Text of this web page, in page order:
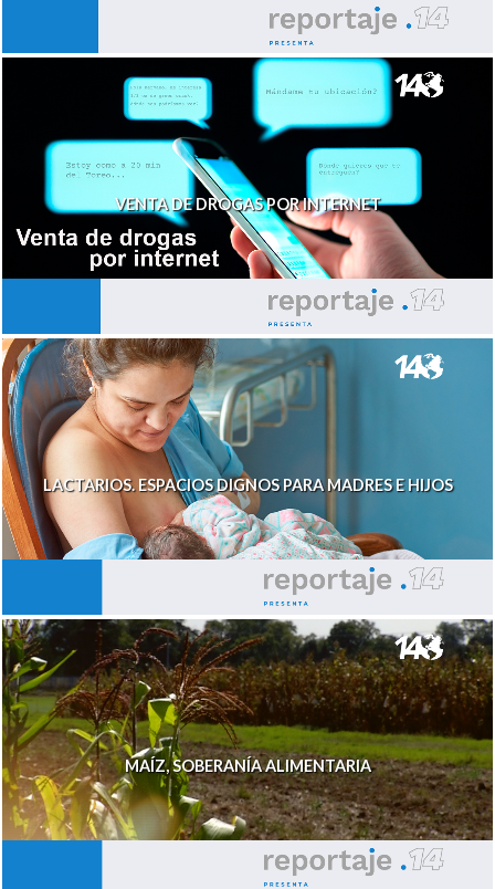
VENTA DE DROGAS POR INTERNET
LACTARIOS. ESPACIOS DIGNOS PARA MADRES E HIJOS
MAÍZ, SOBERANÍA ALIMENTARIA